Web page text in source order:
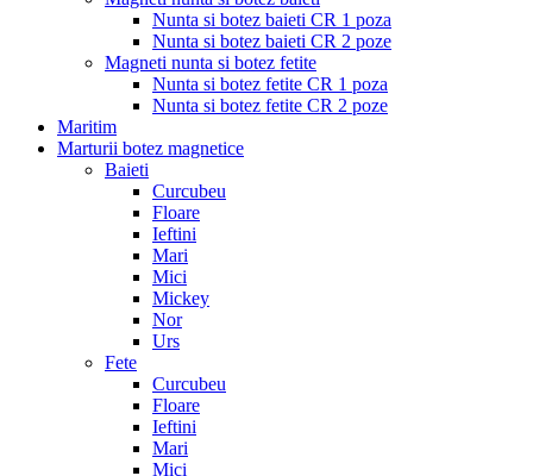
Nunta si botez baieti CR 1 poza
Nunta si botez baieti CR 2 poze
Magneti nunta si botez fetite
Nunta si botez fetite CR 1 poza
Nunta si botez fetite CR 2 poze
Maritim
Marturii botez magnetice
Baieti
Curcubeu
Floare
Ieftini
Mari
Mici
Mickey
Nor
Urs
Fete
Curcubeu
Floare
Ieftini
Mari
Mici